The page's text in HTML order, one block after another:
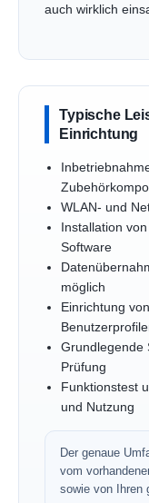
auch wirklich
Typische
Einrichtung
WLAN- und
Installation
Software
möglich
Einrichtung
Grundlegende
Prüfung
Funktionstest
und Nutzung
Der genaue
vom
sowie von Ihren